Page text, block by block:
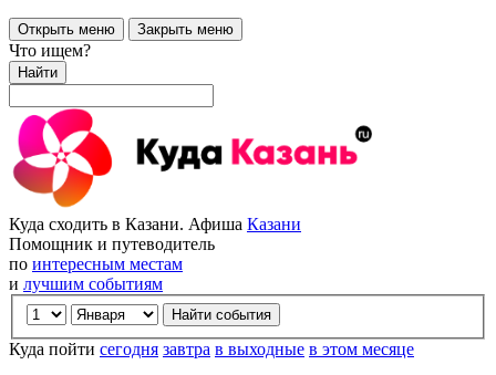
Открыть меню Закрыть меню
Что ищем?
Найти
Куда сходить в Казани. Афиша Казани
Помощник и путеводитель
по интересным местам
и лучшим событиям
Куда пойти сегодня завтра в выходные в этом месяце